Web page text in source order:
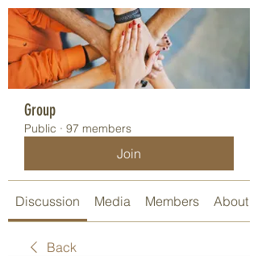
Group
Public · 97 members
Join
Discussion Media Members About
Back